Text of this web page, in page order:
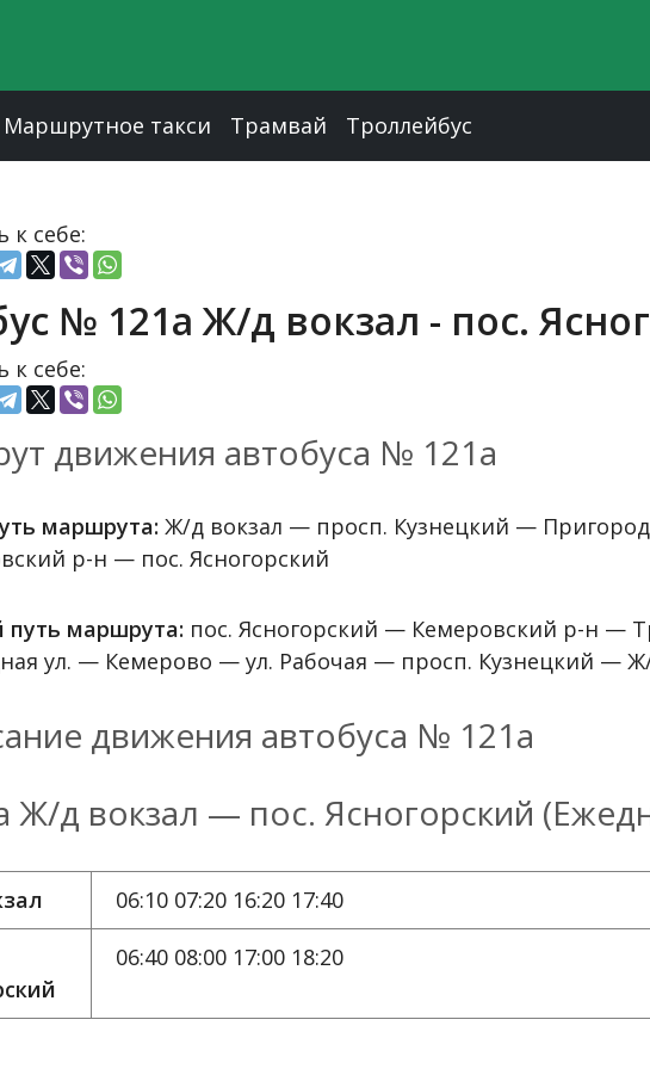
Маршрутное такси Трамвай Троллейбус
к себе:
№ 121а Ж/д вокзал - пос.
к себе:
движения автобуса № 121а
маршрута: Ж/д вокзал — просп. Кузнецкий —
р-н — пос. Ясногорский
путь маршрута: пос. Ясногорский — Кемеровский р-н —
ул. — Кемерово — ул. Рабочая — просп. Кузнецкий —
движения автобуса № 121а
Ж/д вокзал — пос. Ясногорский
06:10 07:20 16:20 17:40
06:40 08:00 17:00 18:20